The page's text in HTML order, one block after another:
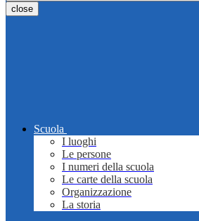
close
Scuola
I luoghi
Le persone
I numeri della scuola
Le carte della scuola
Organizzazione
La storia